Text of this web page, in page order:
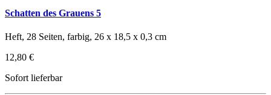
Schatten des Grauens 5
Heft, 28 Seiten, farbig, 26 x 18,5 x 0,3 cm
12,80 €
Sofort lieferbar